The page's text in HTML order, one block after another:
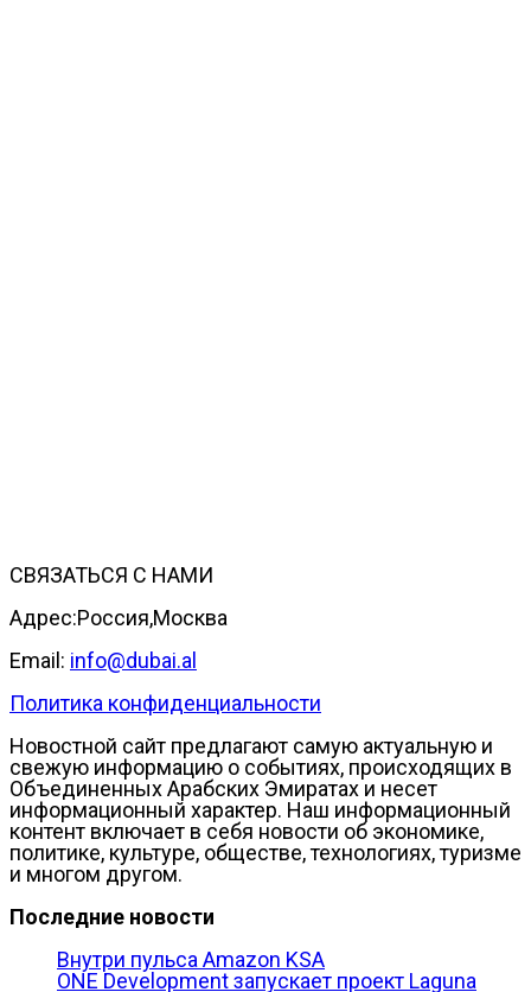
СВЯЗАТЬСЯ С НАМИ
Адрес:Россия,Москва
Email: info@dubai.al
Политика конфиденциальности
Новостной сайт предлагают самую актуальную и
свежую информацию о событиях, происходящих в
Объединенных Арабских Эмиратах и несет
информационный характер. Наш информационный
контент включает в себя новости об экономике,
политике, культуре, обществе, технологиях, туризме
и многом другом.
Последние новости
Внутри пульса Amazon KSA
ONE Development запускает проект Laguna